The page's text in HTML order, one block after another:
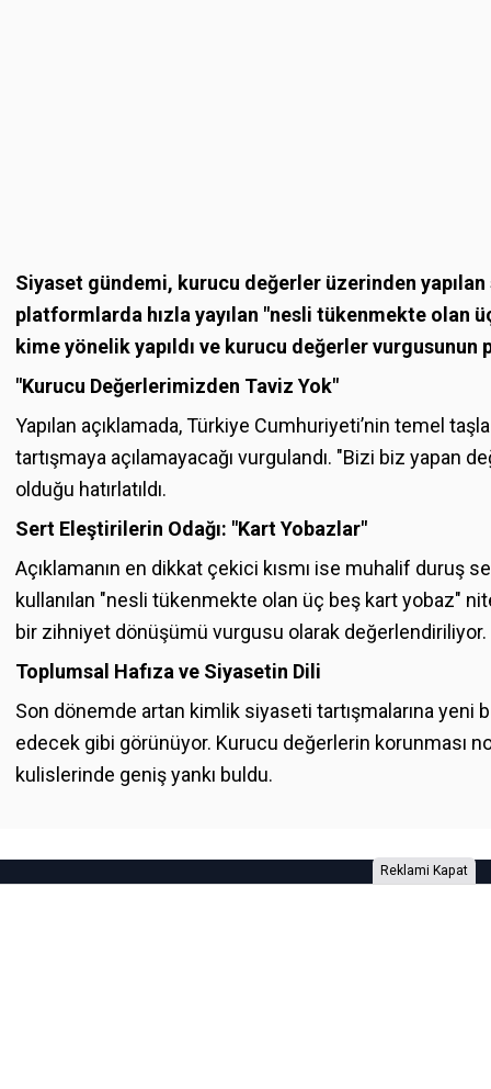
Siyaset gündemi, kurucu değerler üzerinden
platformlarda hızla yayılan "nesli tükenmekte olan
kime yönelik yapıldı ve kurucu değerler vurgusunun
"Kurucu Değerlerimizden Taviz Yok"
Yapılan açıklamada, Türkiye Cumhuriyeti’nin temel
tartışmaya açılamayacağı vurgulandı. "Bizi biz
olduğu hatırlatıldı.
Sert Eleştirilerin Odağı: "Kart Yobazlar"
Açıklamanın en dikkat çekici kısmı ise muhalif
kullanılan "nesli tükenmekte olan üç beş kart yobaz"
bir zihniyet dönüşümü vurgusu olarak değerlendiriliyor.
Toplumsal Hafıza ve Siyasetin Dili
Son dönemde artan kimlik siyaseti tartışmalarına
edecek gibi görünüyor. Kurucu değerlerin korunması
kulislerinde geniş yankı buldu.
Reklami Kapat